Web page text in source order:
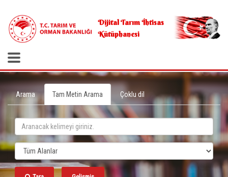
Dijital Tarım İhtisas
Kütüphanesi
Arama Tam Metin Arama Çoklu dil